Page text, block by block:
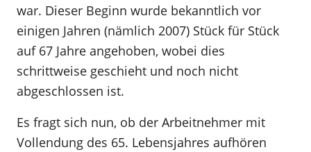
war. Dieser Beginn wurde bekanntlich vor
einigen Jahren (nämlich 2007) Stück für Stück
auf 67 Jahre angehoben, wobei dies
schrittweise geschieht und noch nicht
abgeschlossen ist.
Es fragt sich nun, ob der Arbeitnehmer mit
Vollendung des 65. Lebensjahres aufhören